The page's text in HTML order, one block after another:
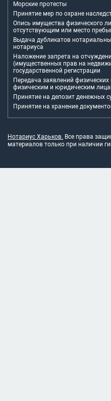
Морские протесты
Принятие мер по охране
Опись имущества физического
отсутствующим или место
Выдача дубликатов
нотариуса
Наложение запрета на
(имущественных прав на
государственной регистрации
Передача заявлений
физическим и юридическим
Принятие на депозит денежных
Принятие на хранение
Нотариус Харьков. Все права
материалов только при наличии